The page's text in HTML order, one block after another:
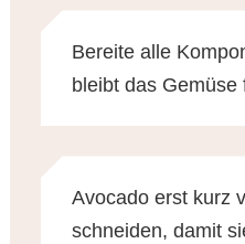
Bereite alle
bleibt das Gemüse
Avocado erst kurz
schneiden, damit